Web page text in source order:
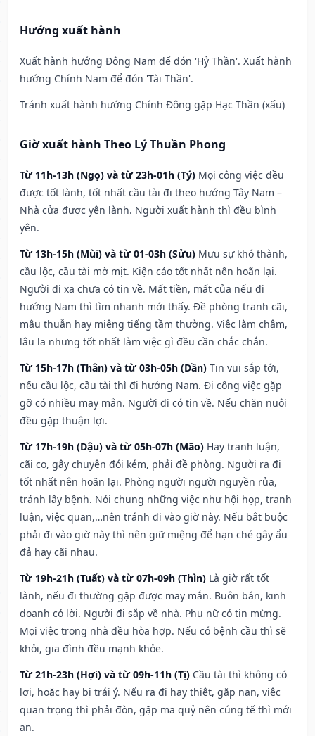
Hướng xuất hành
Xuất hành hướng Đông Nam để đón 'Hỷ Thần'. Xuất hành
hướng Chính Nam để đón 'Tài Thần'.
Tránh xuất hành hướng Chính Đông gặp Hạc Thần (xấu)
Giờ xuất hành Theo Lý Thuần Phong
Từ 11h-13h (Ngọ) và từ 23h-01h (Tý) Mọi công việc đều
được tốt lành, tốt nhất cầu tài đi theo hướng Tây Nam –
Nhà cửa được yên lành. Người xuất hành thì đều bình
yên.
Từ 13h-15h (Mùi) và từ 01-03h (Sửu) Mưu sự khó thành,
cầu lộc, cầu tài mờ mịt. Kiện cáo tốt nhất nên hoãn lại.
Người đi xa chưa có tin về. Mất tiền, mất của nếu đi
hướng Nam thì tìm nhanh mới thấy. Đề phòng tranh cãi,
mâu thuẫn hay miệng tiếng tầm thường. Việc làm chậm,
lâu la nhưng tốt nhất làm việc gì đều cần chắc chắn.
Từ 15h-17h (Thân) và từ 03h-05h (Dần) Tin vui sắp tới,
nếu cầu lộc, cầu tài thì đi hướng Nam. Đi công việc gặp
gỡ có nhiều may mắn. Người đi có tin về. Nếu chăn nuôi
đều gặp thuận lợi.
Từ 17h-19h (Dậu) và từ 05h-07h (Mão) Hay tranh luận,
cãi cọ, gây chuyện đói kém, phải đề phòng. Người ra đi
tốt nhất nên hoãn lại. Phòng người người nguyền rủa,
tránh lây bệnh. Nói chung những việc như hội họp, tranh
luận, việc quan,…nên tránh đi vào giờ này. Nếu bắt buộc
phải đi vào giờ này thì nên giữ miệng để hạn ché gây ẩu
đả hay cãi nhau.
Từ 19h-21h (Tuất) và từ 07h-09h (Thìn) Là giờ rất tốt
lành, nếu đi thường gặp được may mắn. Buôn bán, kinh
doanh có lời. Người đi sắp về nhà. Phụ nữ có tin mừng.
Mọi việc trong nhà đều hòa hợp. Nếu có bệnh cầu thì sẽ
khỏi, gia đình đều mạnh khỏe.
Từ 21h-23h (Hợi) và từ 09h-11h (Tị) Cầu tài thì không có
lợi, hoặc hay bị trái ý. Nếu ra đi hay thiệt, gặp nạn, việc
quan trọng thì phải đòn, gặp ma quỷ nên cúng tế thì mới
an.